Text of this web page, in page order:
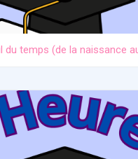
du temps (de la naissance